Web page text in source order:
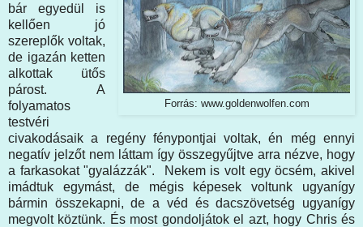
Forrás: www.goldenwolfen.com
bár egyedül is
kellően jó
szereplők voltak,
de igazán ketten
alkottak ütős
párost. A
folyamatos
testvéri
civakodásaik a regény fénypontjai voltak, én még ennyi
negatív jelzőt nem láttam így összegyűjtve arra nézve, hogy
a farkasokat "gyalázzák". Nekem is volt egy öcsém, akivel
imádtuk egymást, de mégis képesek voltunk ugyanígy
bármin összekapni, de a véd és dacszövetség ugyanígy
megvolt köztünk. És most gondoljátok el azt, hogy Chris és